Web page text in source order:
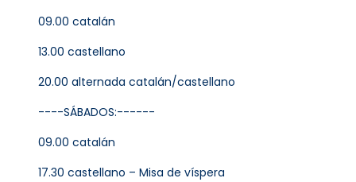
09.00 catalán
13.00 castellano
20.00 alternada catalán/castellano
----SÁBADOS:------
09.00 catalán
17.30 castellano – Misa de víspera